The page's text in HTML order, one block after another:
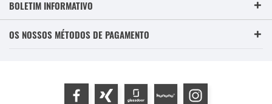
BOLETIM INFORMATIVO
OS NOSSOS MÉTODOS DE PAGAMENTO